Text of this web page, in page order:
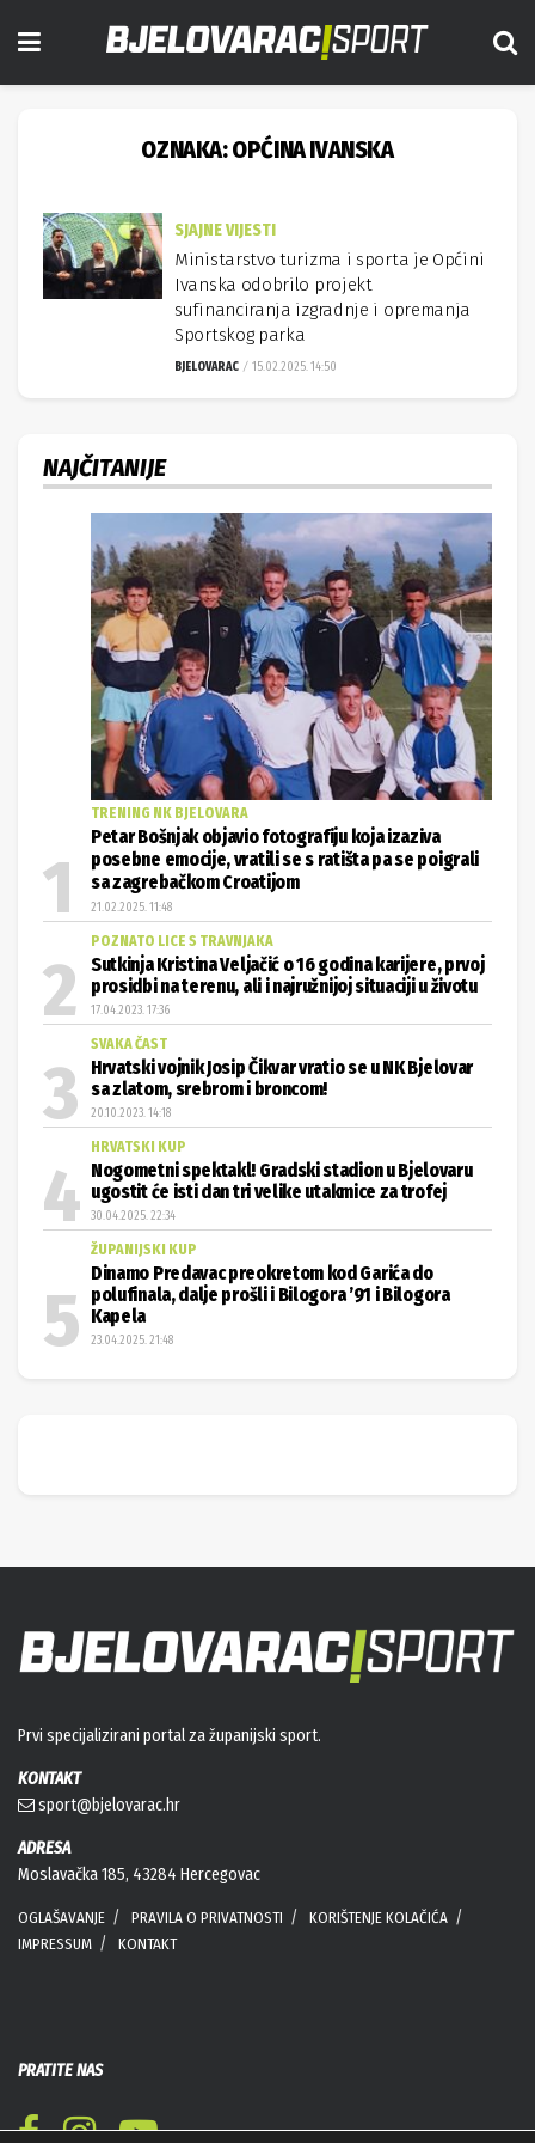
OZNAKA:OPĆINA IVANSKA
SJAJNE VIJESTI
Ministarstvo turizma i sporta je Općini
Ivanska odobrilo projekt
sufinanciranja izgradnje i opremanja
Sportskog parka
BJELOVARAC 15.02.2025. 14:50
NAJČITANIJE
TRENING NK BJELOVARA
Petar Bošnjak objavio fotografiju koja izaziva
posebne emocije, vratili se s ratišta pa se poigrali
sa zagrebačkom Croatijom
21.02.2025. 11:48
POZNATO LICE S TRAVNJAKA
Sutkinja Kristina Veljačić o 16 godina karijere, prvoj
prosidbi na terenu, ali i najružnijoj situaciji u životu
17.04.2023. 17:36
SVAKA ČAST
Hrvatski vojnik Josip Čikvar vratio se u NK Bjelovar
sa zlatom, srebrom i broncom!
20.10.2023. 14:18
HRVATSKI KUP
Nogometni spektakl! Gradski stadion u Bjelovaru
ugostit će isti dan tri velike utakmice za trofej
30.04.2025. 22:34
ŽUPANIJSKI KUP
Dinamo Predavac preokretom kod Garića do
polufinala, dalje prošli i Bilogora ’91 i Bilogora
Kapela
23.04.2025. 21:48
Prvi specijalizirani portal za županijski sport.
KONTAKT
sport@bjelovarac.hr
ADRESA
Moslavačka 185, 43284 Hercegovac
OGLAŠAVANJE PRAVILA O PRIVATNOSTI
KORIŠTENJE KOLAČIĆA
IMPRESSUM
KONTAKT
PRATITE NAS